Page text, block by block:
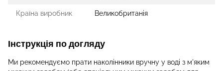
Країна виробник Великобританія
Інструкція по догляду
Ми рекомендуємо прати наколінники вручну у воді з м'яким